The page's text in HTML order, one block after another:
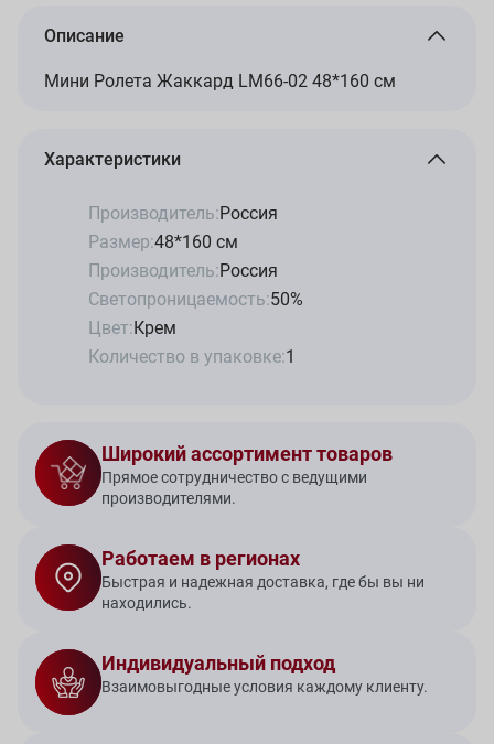
Описание
Мини Ролета Жаккард LM66-02 48*160 см
Характеристики
Производитель:Россия
Размер:48*160 см
Производитель:Россия
Светопроницаемость:50%
Цвет:Крем
Количество в упаковке:1
Широкий ассортимент товаров
Прямое сотрудничество с ведущими
производителями.
Работаем в регионах
Быстрая и надежная доставка, где бы вы ни
находились.
Индивидуальный подход
Взаимовыгодные условия каждому клиенту.